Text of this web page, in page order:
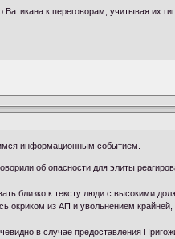
к переговорам, учитывая
информационным событием.
об опасности для элиты
близко к тексту люди с высокими
окриком из АП и увольнением
в случае предоставления